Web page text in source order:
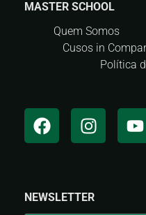
MASTER SCHOOL
Quem Somos
Cusos in
Política
NEWSLETTER